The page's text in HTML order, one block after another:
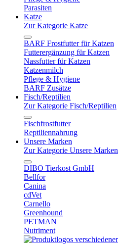
Parasiten
Katze
Zur Kategorie Katze
BARF Frostfutter für Katzen
Futterergänzung für Katzen
Nassfutter für Katzen
Katzenmilch
Pflege & Hygiene
BARF Zusätze
Fisch/Reptilien
Zur Kategorie Fisch/Reptilien
Fischfrostfutter
Reptiliennahrung
Unsere Marken
Zur Kategorie Unsere Marken
DIBO Tierkost GmbH
Bellfor
Canina
cdVet
Carnello
Greenhound
PETMAN
Nutriment